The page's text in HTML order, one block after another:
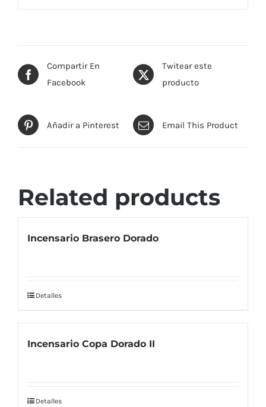
Compartir En
Facebook
Twitear este
producto
Añadir a Pinterest Email This Product
Related products
Incensario Brasero Dorado
Detalles
Incensario Copa Dorado II
Detalles